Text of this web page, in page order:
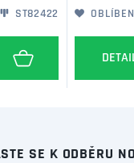
ST82422
SE K ODBĚRU